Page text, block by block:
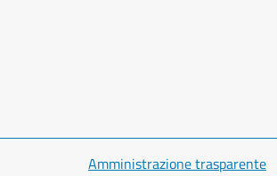
Amministrazione trasparente